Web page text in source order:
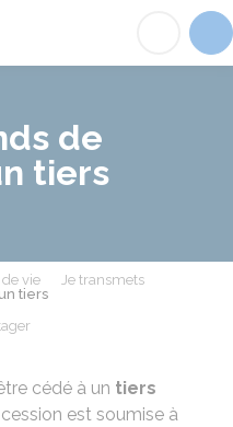
de
tiers
vie
Je transmets
tiers
cédé à un tiers
est soumise à